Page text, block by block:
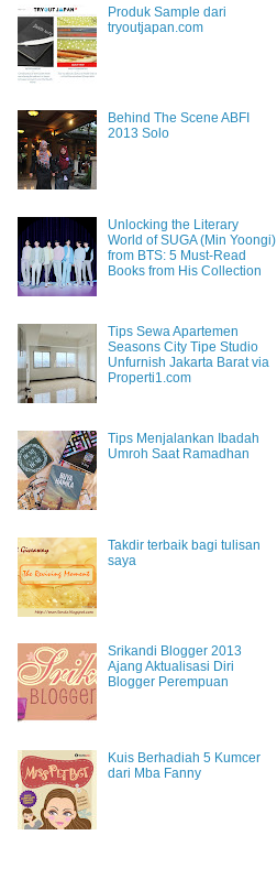
Produk Sample dari
tryoutjapan.com
Behind The Scene ABFI
2013 Solo
Unlocking the Literary
World of SUGA (Min Yoongi)
from BTS: 5 Must-Read
Books from His Collection
Tips Sewa Apartemen
Seasons City Tipe Studio
Unfurnish Jakarta Barat via
Properti1.com
Tips Menjalankan Ibadah
Umroh Saat Ramadhan
Takdir terbaik bagi tulisan
saya
Srikandi Blogger 2013
Ajang Aktualisasi Diri
Blogger Perempuan
Kuis Berhadiah 5 Kumcer
dari Mba Fanny